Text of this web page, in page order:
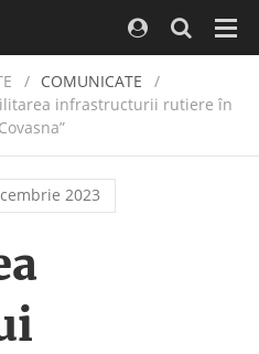
/ COMUNICATE
infrastructurii rutiere în
2023